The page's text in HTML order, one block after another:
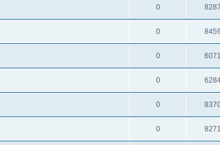
0
0
0
0
0
0